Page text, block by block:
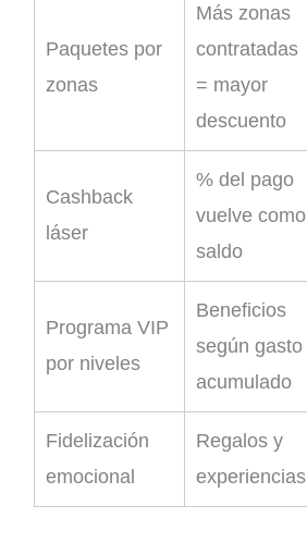
Paquetes por
zonas
Más zonas
contratadas
= mayor
descuento
Cashback
láser
% del pago
vuelve como
saldo
Programa VIP
por niveles
Beneficios
según gasto
acumulado
Fidelización
emocional
Regalos y
experiencias